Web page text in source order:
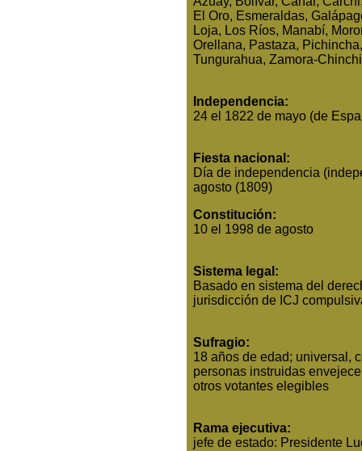
El Oro, Esmeraldas,
Loja, Los Ríos, Manabí,
Orellana, Pastaza,
Tungurahua, Zamora-
Independencia:
24 el 1822 de mayo (de
Fiesta nacional:
Día de independencia
agosto (1809)
Constitución:
10 el 1998 de agosto
Sistema legal:
Basado en sistema del
jurisdicción de ICJ
Sufragio:
18 años de edad; universal,
personas instruidas
otros votantes elegibles
Rama ejecutiva:
jefe de estado: Presidente